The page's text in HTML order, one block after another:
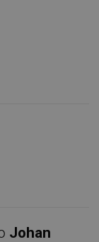
Johan